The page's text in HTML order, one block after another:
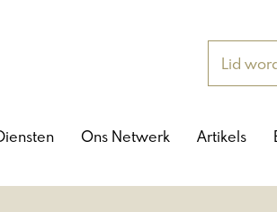
Lid
Ons Netwerk Artikels